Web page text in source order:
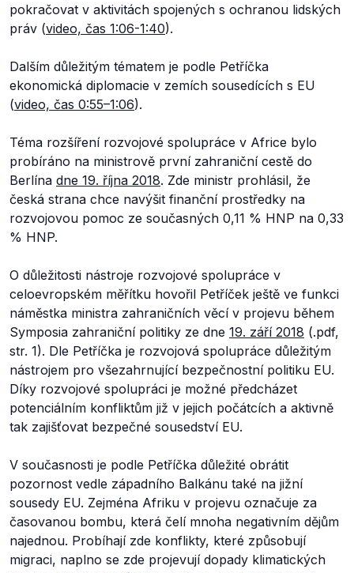
pokračovat v aktivitách spojených s ochranou lidských
práv (video, čas 1:06-1:40).
Dalším důležitým tématem je podle Petříčka
ekonomická diplomacie v zemích sousedících s EU
(video, čas 0:55–1:06).
Téma rozšíření rozvojové spolupráce v Africe bylo
probíráno na ministrově první zahraniční cestě do
Berlína dne 19. října 2018. Zde ministr prohlásil, že
česká strana chce navýšit finanční prostředky na
rozvojovou pomoc ze současných 0,11 % HNP na 0,33
% HNP.
O důležitosti nástroje rozvojové spolupráce v
celoevropském měřítku hovořil Petříček ještě ve funkci
náměstka ministra zahraničních věcí v projevu během
Symposia zahraniční politiky ze dne 19. září 2018 (.pdf,
str. 1). Dle Petříčka je rozvojová spolupráce důležitým
nástrojem pro všezahrnující bezpečnostní politiku EU.
Díky rozvojové spolupráci je možné předcházet
potenciálním konfliktům již v jejich počátcích a aktivně
tak zajišťovat bezpečné sousedství EU.
V současnosti je podle Petříčka důležité obrátit
pozornost vedle západního Balkánu také na jižní
sousedy EU. Zejména Afriku v projevu označuje za
časovanou bombu, která čelí mnoha negativním dějům
najednou. Probíhají zde konflikty, které způsobují
migraci, naplno se zde projevují dopady klimatických